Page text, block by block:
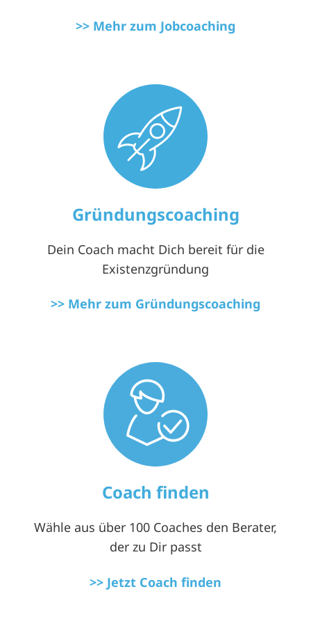
>> Mehr zum Jobcoaching
Gründungscoaching
Dein Coach macht Dich bereit für die
Existenzgründung
>> Mehr zum Gründungscoaching
Coach finden
Wähle aus über 100 Coaches den Berater,
der zu Dir passt
>> Jetzt Coach finden